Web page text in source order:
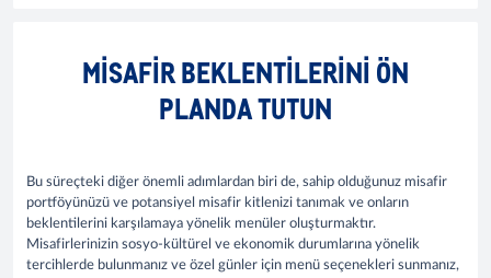
MISAFIR BEKLENTILERINI ÖN
PLANDA TUTUN
Bu süreçteki diğer önemli adımlardan biri de, sahip olduğunuz misafir
portföyünüzü ve potansiyel misafir kitlenizi tanımak ve onların
beklentilerini karşılamaya yönelik menüler oluşturmaktır.
Misafirlerinizin sosyo-kültürel ve ekonomik durumlarına yönelik
tercihlerde bulunmanız ve özel günler için menü seçenekleri sunmanız,